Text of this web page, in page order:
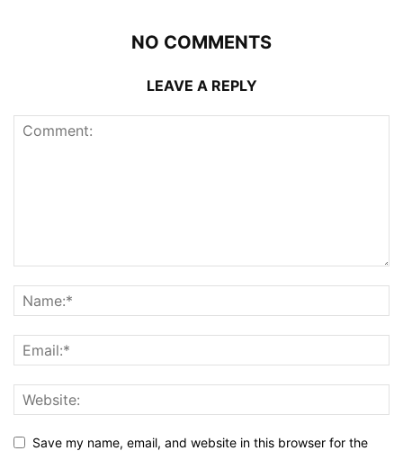
NO COMMENTS
LEAVE A REPLY
Save my name, email, and website in this browser for the